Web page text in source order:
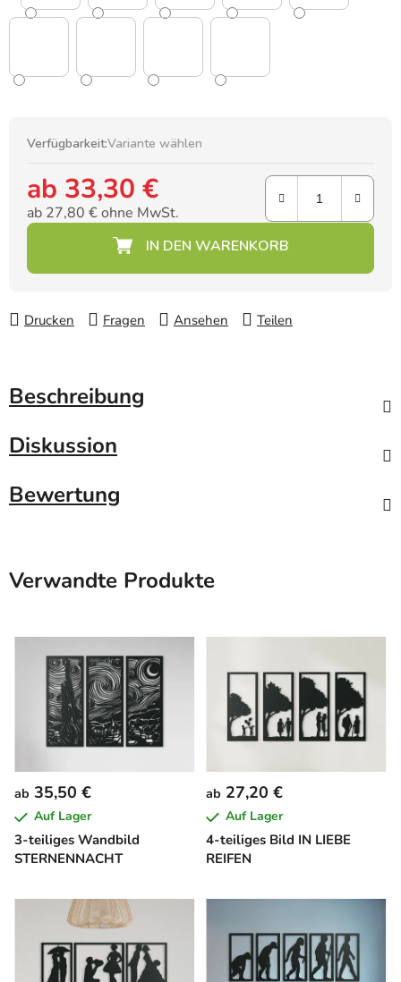
Verfügbarkeit:Variante wählen
ab 33,30 €
ab 27,80 €ohne MwSt.
Verkaufspreis:
Drucken Fragen Ansehen Teilen
Beschreibung
Diskussion
Bewertung
Verwandte Produkte
3-teiliges Wandbild
STERNENNACHT
ab 35,50 €
Auf Lager
4-teiliges Bild IN LIEBE
REIFEN
ab 27,20 €
Auf Lager